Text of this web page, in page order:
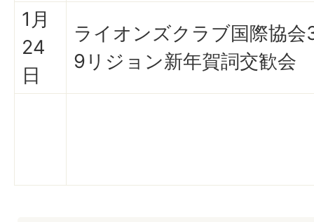
1月
24
日
ライオンズクラブ国際協
9リジョン新年賀詞交歓会